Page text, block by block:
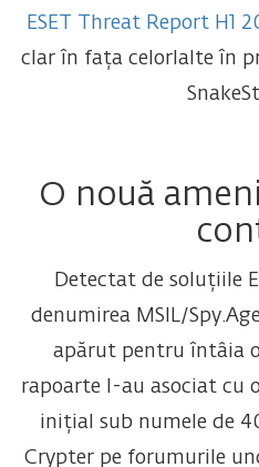
ESET Threat Report H1
clar în fața celorlalte în
O nouă
Detectat de soluțiile
denumirea MSIL/
apărut pentru întâia
rapoarte l-au asociat cu
inițial sub numele de
Crypter pe forumurile